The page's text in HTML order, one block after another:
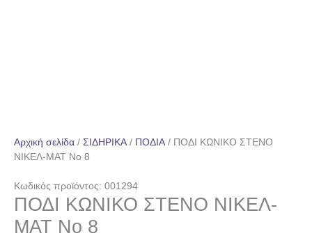
Αρχική σελίδα / ΣΙΔΗΡΙΚΑ / ΠΟΔΙΑ / ΠΟΔΙ ΚΩΝΙΚΟ ΣΤΕΝΟ
ΝΙΚΕΛ-ΜΑΤ No 8
Κωδικός προϊόντος: 001294
ΠΟΔΙ ΚΩΝΙΚΟ ΣΤΕΝΟ ΝΙΚΕΛ-
ΜΑΤ No 8